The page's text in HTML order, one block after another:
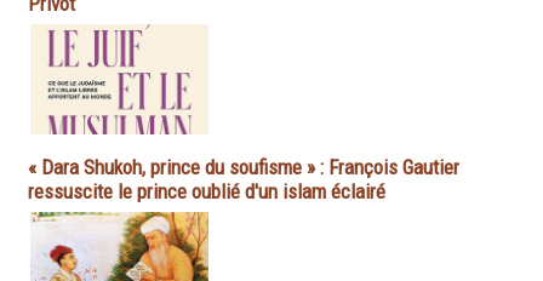
« Dara Shukoh, prince du soufisme » : François Gautier
ressuscite le prince oublié d'un islam éclairé